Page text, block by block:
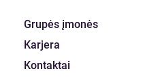
Grupės įmonės
Karjera
Kontaktai